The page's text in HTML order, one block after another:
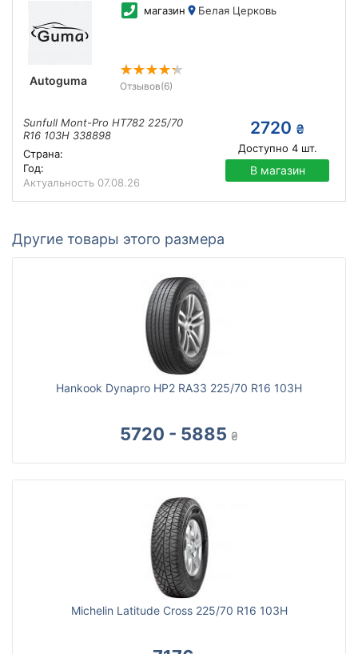
Autoguma
магазин Белая Церковь
Отзывов(6)
Sunfull Mont-Pro HT782 225/70
R16 103H 338898
Страна:
Год:
Актуальность 07.08.26
2720 ₴
Доступно 4шт.
В магазин
Другие товары этого размера
Hankook Dynapro HP2 RA33 225/70 R16 103H
5720 - 5885 ₴
Michelin Latitude Cross 225/70 R16 103H